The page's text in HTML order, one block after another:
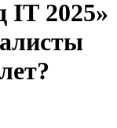
IT 2025»